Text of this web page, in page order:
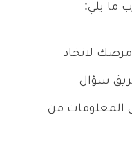
ما يلي:
لاتخاذ
سؤال
المعلومات من